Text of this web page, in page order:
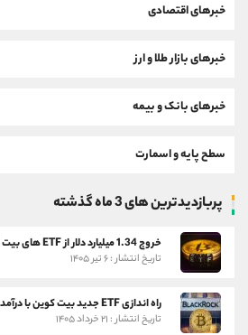
خبرهای اقتصادی
خبرهای بازار طلا و ارز
خبرهای بانک و بیمه
سطح پایه و اسمارت
پربازدیدترین های 3 ماه گذشته
خروج 1.34 میلیارد دلار از ETF های بیت کوین در یک هفته
تاریخ انتشار : ۶ تیر ۱۴۰۵
راه اندازی ETF جدید بیت کوین با درآمد ماهانه
تاریخ انتشار : ۲۱ خرداد ۱۴۰۵